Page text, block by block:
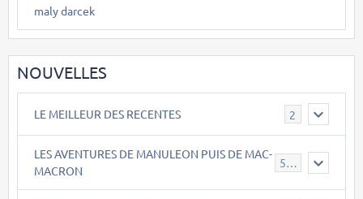
maly darcek
NOUVELLES
LE MEILLEUR DES RECENTES 2
LES AVENTURES DE MANULEON PUIS DE MAC-
MACRON
543